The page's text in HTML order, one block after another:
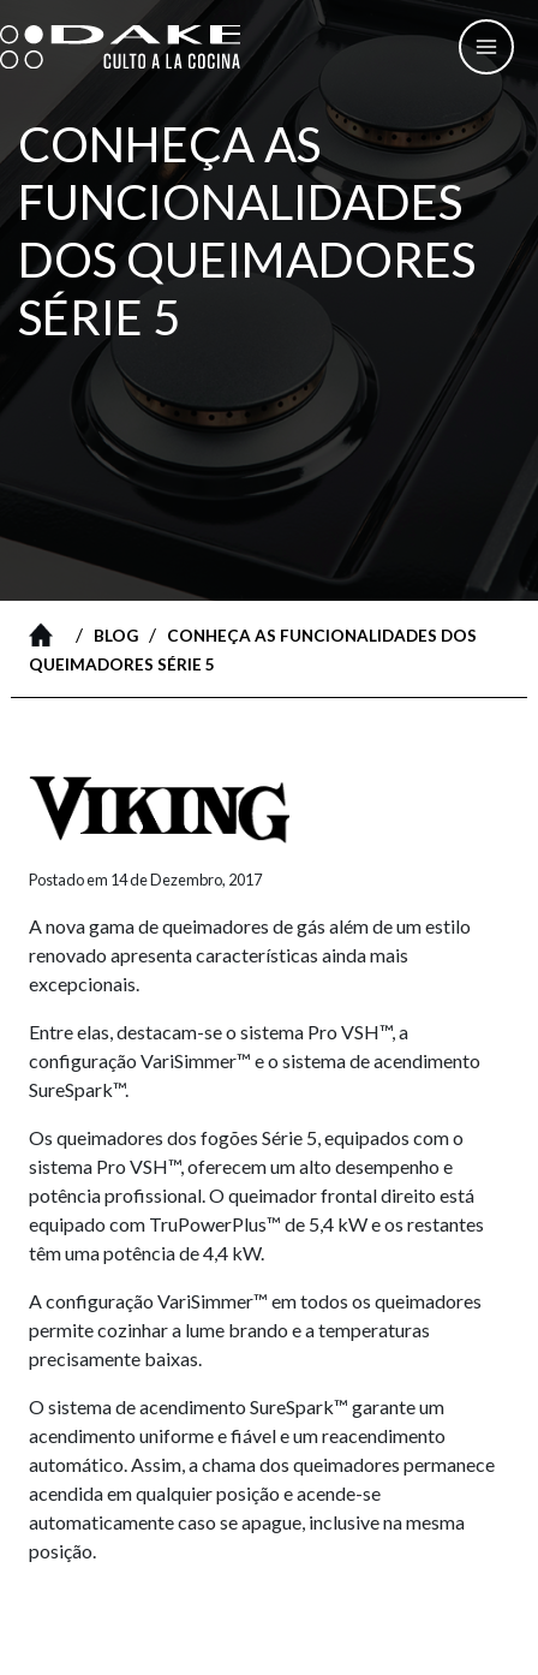
to
content
CONHEÇA AS
FUNCIONALIDADES
DOS QUEIMADORES
SÉRIE 5
/ BLOG/
CONHEÇA AS FUNCIONALIDADES DOS
QUEIMADORES SÉRIE 5
Postado em 14 de Dezembro, 2017
A nova gama de queimadores de gás além de um estilo
renovado apresenta características ainda mais
excepcionais.
Entre elas, destacam-se o sistema Pro VSH™, a
configuração VariSimmer™ e o sistema de acendimento
SureSpark™.
Os queimadores dos fogões Série 5, equipados com o
sistema Pro VSH™, oferecem um alto desempenho e
potência profissional. O queimador frontal direito está
equipado com TruPowerPlus™ de 5,4 kW e os restantes
têm uma potência de 4,4 kW.
A configuração VariSimmer™ em todos os queimadores
permite cozinhar a lume brando e a temperaturas
precisamente baixas.
O sistema de acendimento SureSpark™ garante um
acendimento uniforme e fiável e um reacendimento
automático. Assim, a chama dos queimadores permanece
acendida em qualquier posição e acende-se
automaticamente caso se apague, inclusive na mesma
posição.